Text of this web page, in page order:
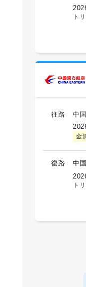
ト
往路 中
金
復路 中
ト